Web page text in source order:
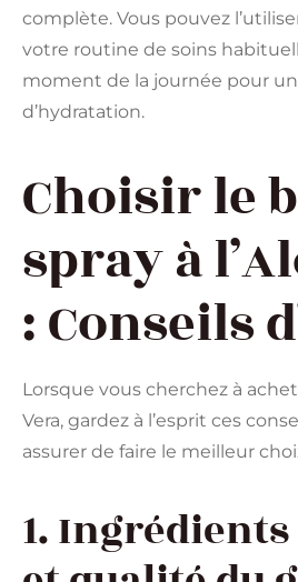
complète. Vous pouvez
votre routine de soins
moment de la journée pour
d’hydratation.
Choisir le
spray à
: Conseils
Lorsque vous cherchez à
Vera, gardez à l’esprit ces
assurer de faire le meilleur
1.